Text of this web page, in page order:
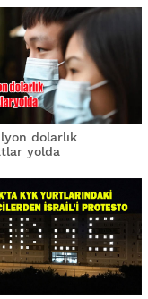
dolarlık
yolda